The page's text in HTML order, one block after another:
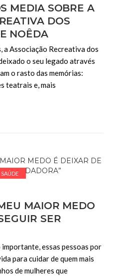
MEDIA SOBRE A
DOS
NOÊDA
a Associação Recreativa dos
o seu legado através
o rasto das memórias:
teatrais e, mais
SAÚDE
MAIOR MEDO
SER
essas pessoas por
para cuidar de quem mais
de mulheres que